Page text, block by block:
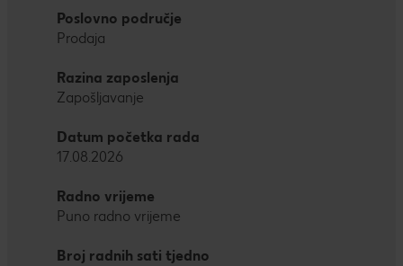
Poslovno područje
Prodaja
Razina zaposlenja
Zapošljavanje
Datum početka rada
17.08.2026
Radno vrijeme
Puno radno vrijeme
Broj radnih sati tjedno